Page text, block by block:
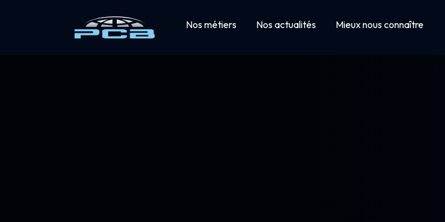
Nos métiers Nos actualités Mieux nous connaître